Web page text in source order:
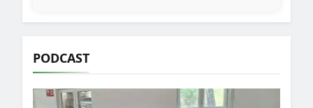
PODCAST